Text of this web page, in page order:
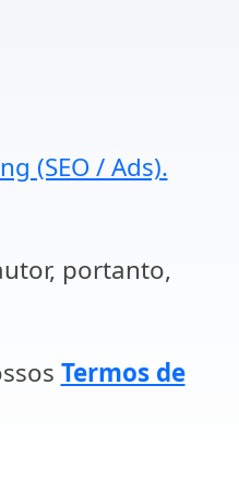
(SEO / Ads).
portanto,
Termos de